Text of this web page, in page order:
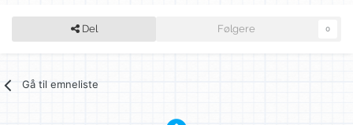
Del Følgere 0
Gå til emneliste